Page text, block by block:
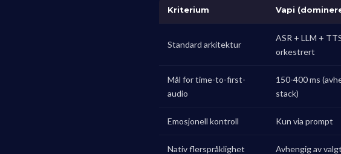
Kriterium Vapi
Standard arkitektur
ASR + LLM +
orkestrert
Mål for time-to-first-
audio
150-400 ms
stack)
Emosjonell kontroll Kun via prompt
Nativ flerspråklighet Avhengig av